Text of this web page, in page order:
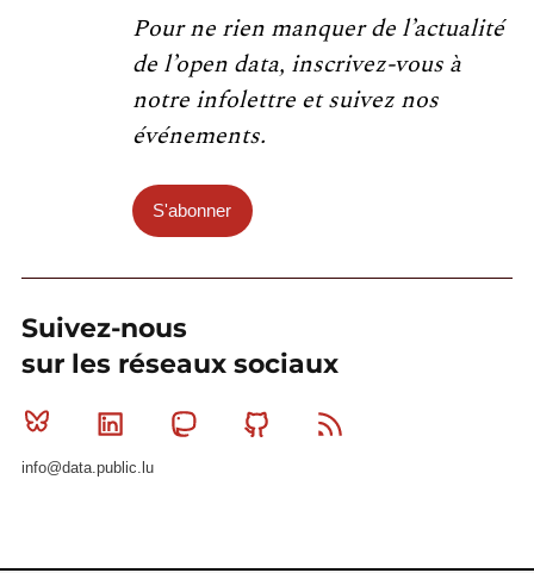
Pour ne rien manquer de l’actualité
de l’open data, inscrivez-vous à
notre infolettre et suivez nos
événements.
S'abonner
Suivez-nous
sur les réseaux sociaux
Bluesky Linkedin MastodonGithub
info@data.public.lu